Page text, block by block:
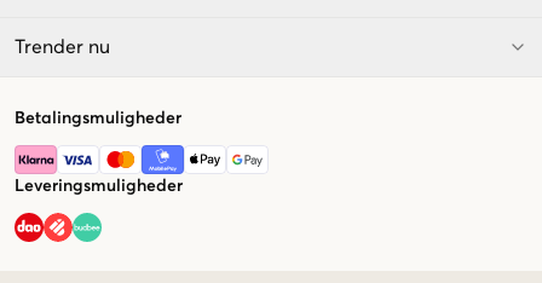
Trender nu
Betalingsmuligheder
Leveringsmuligheder